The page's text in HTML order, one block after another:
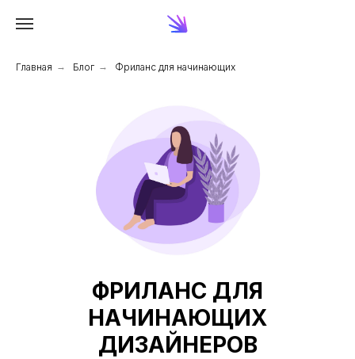
Главная → Блог → Фриланс для начинающих
ФРИЛАНС ДЛЯ
НАЧИНАЮЩИХ
ДИЗАЙНЕРОВ